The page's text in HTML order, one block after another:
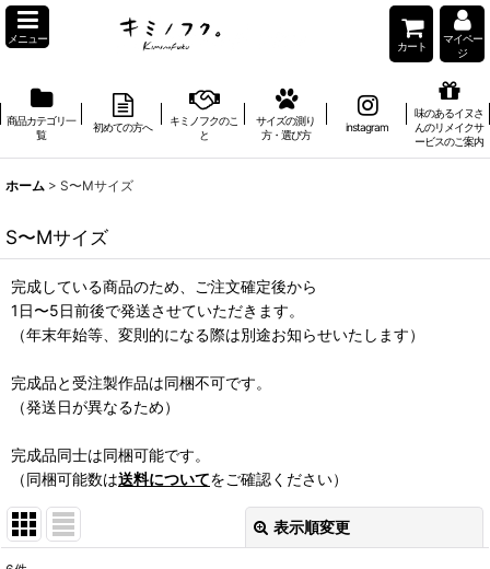
メニュー
カート
マイペー
ジ
商品カテゴリ一
覧
初めての方へ
キミノフクのこ
と
サイズの測り
方・選び方
instagram
味のあるイヌさ
んのリメイクサ
ービスのご案内
ホーム > S〜Mサイズ
S〜Mサイズ
完成している商品のため、ご注文確定後から
1日〜5日前後で発送させていただきます。
（年末年始等、変則的になる際は別途お知らせいたします）
完成品と受注製作品は同梱不可です。
（発送日が異なるため）
完成品同士は同梱可能です。
（同梱可能数は送料についてをご確認ください）
表示順変更